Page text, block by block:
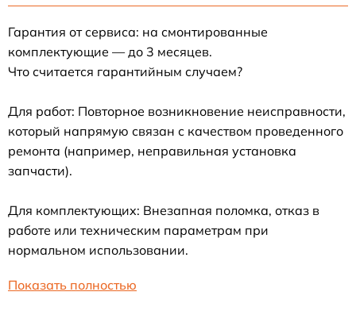
Гарантия от сервиса: на смонтированные
комплектующие — до 3 месяцев.
Что считается гарантийным случаем?
Для работ: Повторное возникновение неисправности,
который напрямую связан с качеством проведенного
ремонта (например, неправильная установка
запчасти).
Для комплектующих: Внезапная поломка, отказ в
работе или техническим параметрам при
нормальном использовании.
Показать полностью